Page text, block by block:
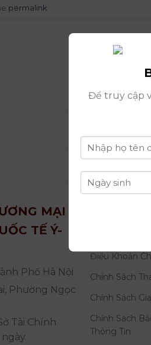
permalink
MẠI
TẾ Ý-
Phố Hà Nội
Phường Ngọc
Tài Chính
THÔNG
Giới Thiệu
Điều Khoản
Chính Sách
Chính Sách
Chính Sách
Thông Tin
Để truy cập